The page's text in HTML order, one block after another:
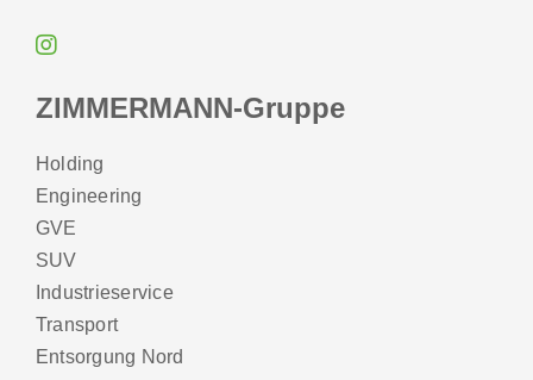
ZIMMERMANN-Gruppe
Holding
Engineering
GVE
SUV
Industrieservice
Transport
Entsorgung Nord